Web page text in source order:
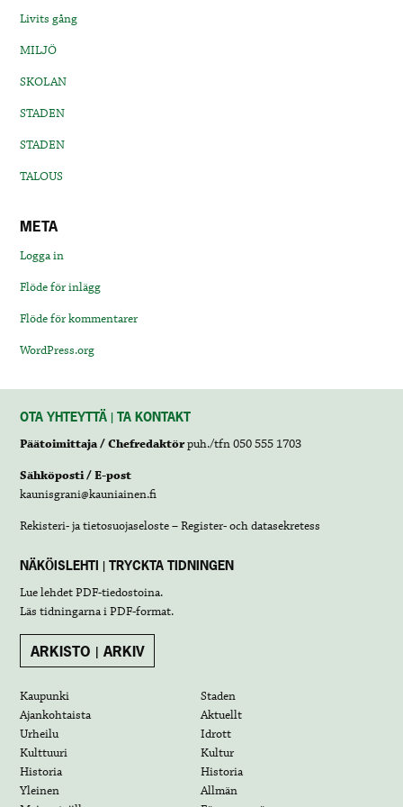
Livits gång
MILJÖ
SKOLAN
STADEN
STADEN
TALOUS
META
Logga in
Flöde för inlägg
Flöde för kommentarer
WordPress.org
OTA YHTEYTTÄ | TA KONTAKT
Päätoimittaja / Chefredaktörpuh./tfn 050 555 1703
Sähköposti / E-post
kaunisgrani@kauniainen.fi
Rekisteri- ja tietosuojaseloste – Register- och datasekretess
NÄKÖISLEHTI | TRYCKTA TIDNINGEN
Lue lehdetPDF-tiedostoina.
Läs tidningarna iPDF-format.
ARKISTO | ARKIV
Kaupunki
Staden
Ajankohtaista
Aktuellt
Urheilu
Idrott
Kulttuuri
Kultur
Historia
Historia
Yleinen
Allmän